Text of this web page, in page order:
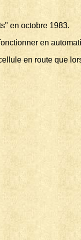
en octobre 1983.
en
en route que